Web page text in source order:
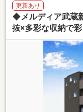
更新あり
◆メルディア武蔵
抜×多彩な収納で